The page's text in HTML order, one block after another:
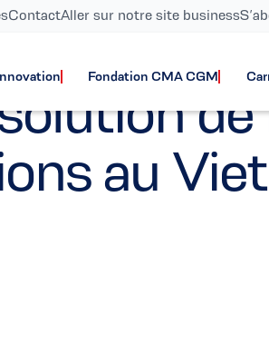
ContactAller sur notre site business
Fondation CMA CGM
de
au